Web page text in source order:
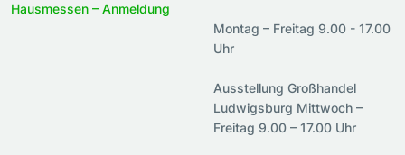
Hausmessen – Anmeldung
Montag – Freitag 9.00 - 17.00
Uhr
Ausstellung Großhandel
Ludwigsburg Mittwoch –
Freitag 9.00 – 17.00 Uhr